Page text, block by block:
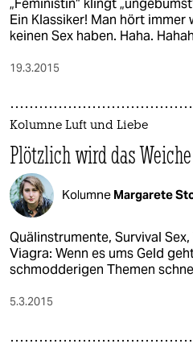
Ein Klassiker! Man hört immer
keinen Sex haben. Haha.
19.3.2015
Kolumne Luft und Liebe
Plötzlich wird das
Kolumne Margarete
Quälinstrumente, Survival
Viagra: Wenn es ums Geld
schmodderigen Themen
5.3.2015